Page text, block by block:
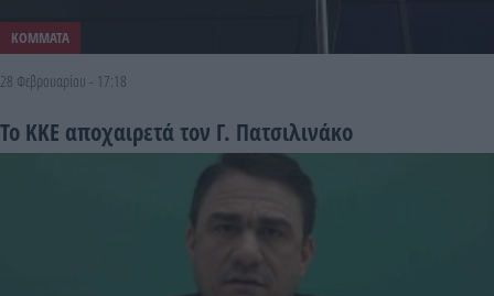
ΚΟΜΜΑΤΑ
28 Φεβρουαρίου - 17:18
Το ΚΚΕ αποχαιρετά τον Γ. Πατσιλινάκο